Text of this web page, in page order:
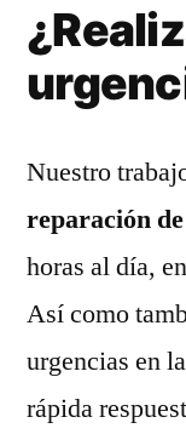
Nuestro
reparación
horas al día,
Así como
urgencias en
rápida